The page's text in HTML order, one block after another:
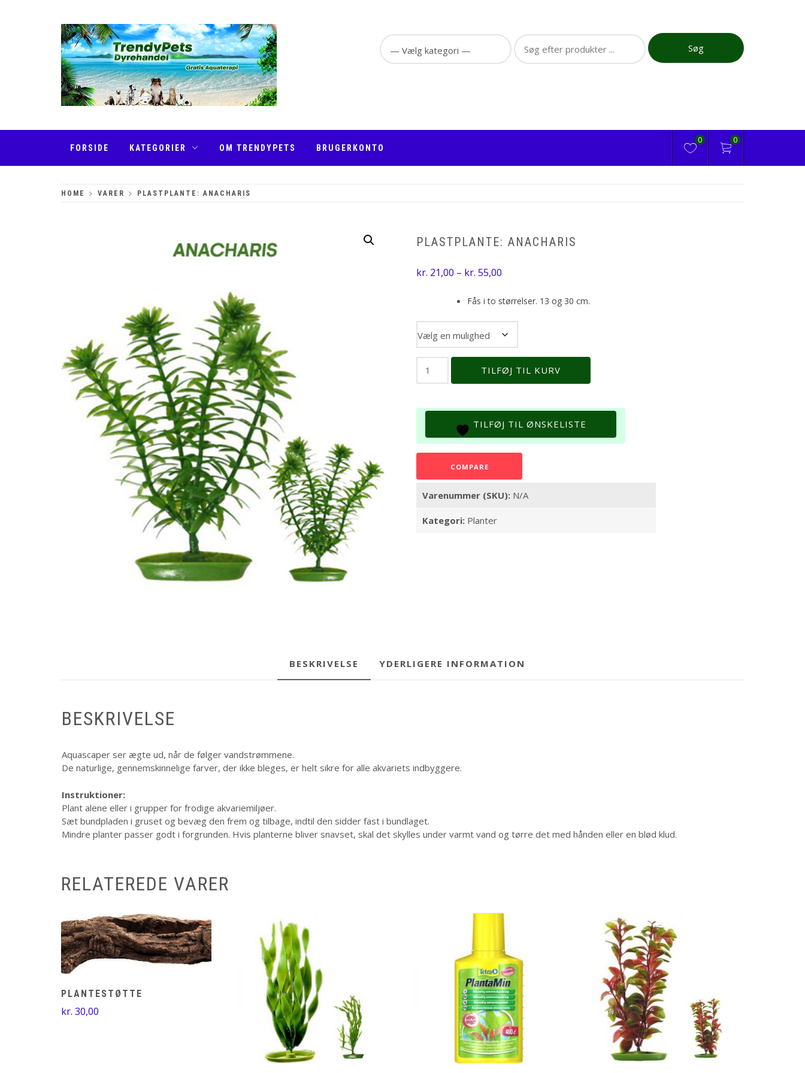
Search
for:
Søg
FORSIDE KATEGORIER OM TRENDYPETS BRUGERKONTO
0 0
HOME VARER PLASTPLANTE: ANACHARIS
PLASTPLANTE: ANACHARIS
kr. 21,00 – kr. 55,00Prisinterval:
til
Fås i to størrelser. 13 og 30 cm.
PLASTPLANTE:
ANACHARIS
TILFØJ TIL KURV
TILFØJ TIL ØNSKELISTE
COMPARE
Varenummer (SKU): N/A
Kategori: Planter
BESKRIVELSE YDERLIGERE INFORMATION
BESKRIVELSE
Aquascaper ser ægte ud, når de følger vandstrømmene.
De naturlige, gennemskinnelige farver, der ikke bleges, er helt sikre for alle akvariets indbyggere.
Instruktioner:
Plant alene eller i grupper for frodige akvariemiljøer.
Sæt bundpladen i gruset og bevæg den frem og tilbage, indtil den sidder fast i bundlaget.
Mindre planter passer godt i forgrunden. Hvis planterne bliver snavset, skal det skylles under varmt vand og tørre det med hånden eller en blød klud.
RELATEREDE VARER
PLANTESTØTTE
kr. 30,00